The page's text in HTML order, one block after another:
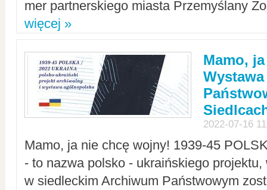
mer partnerskiego miasta Przemyślany
więcej »
Mamo,
2022-07-16
Mamo, ja nie chcę wojny! 1939-45
- to nazwa polsko - ukraińskiego
w siedleckim Archiwum Państwowym